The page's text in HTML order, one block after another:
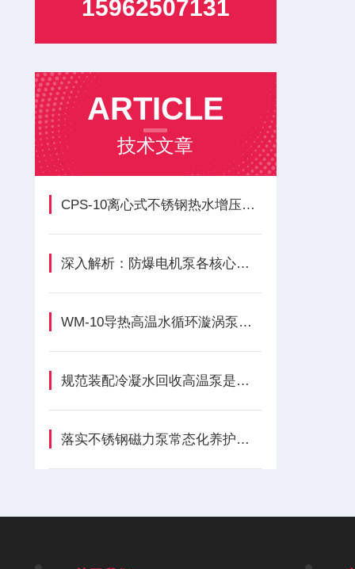
15962507131
ARTICLE
技术文章
CPS-10离心式不锈钢热水增压循环泵主要构成模块功能的核心优势
深入解析：防爆电机泵各核心组成部件的功能与特点
WM-10导热高温水循环漩涡泵的正确安装方法全解析
规范装配冷凝水回收高温泵是保障稳定运转的关键
落实不锈钢磁力泵常态化养护流程是维持输送工况稳定的关键